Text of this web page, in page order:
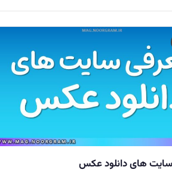
های دانلود عکس